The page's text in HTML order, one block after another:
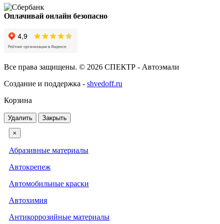
Оплачивай онлайн безопасно
Все права защищены. © 2026 СПЕКТР - Автоэмали
Создание и поддержка - shvedoff.ru
Корзина
Удалить Закрыть
×
Абразивные материалы
Автокрепеж
Автомобильные краски
Автохимия
Антикоррозийные материалы